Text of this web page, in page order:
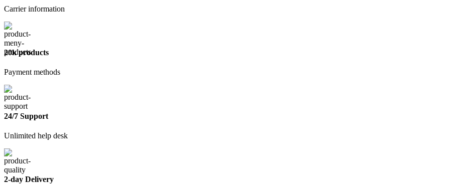
Carrier information
20k products
Payment methods
24/7 Support
Unlimited help desk
2-day Delivery